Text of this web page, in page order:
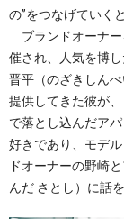
の”をつなげていく
ブランドオーナー
催され、人気を博
晋平（のざきしん
提供してきた彼が
で落とし込んだア
好きであり、モデ
ドオーナーの野崎
んだ さとし）に話を